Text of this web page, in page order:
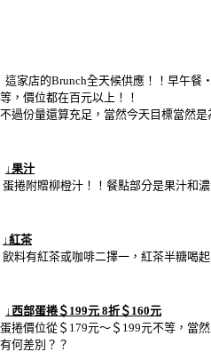
這家店的Brunch全天候供應！！早午
等，價位都在百元以上！！
不過份量還算充足，當然今天目標當然是
↓果汁
蛋捲附贈柳橙汁！！餐點部分是果汁和濃
↓紅茶
飲料有紅茶或咖啡二擇一，紅茶半糖喝起
↓西部蛋捲＄199元 8折＄160元
蛋捲價位從＄179元～＄199元不等，當
有何差別？？